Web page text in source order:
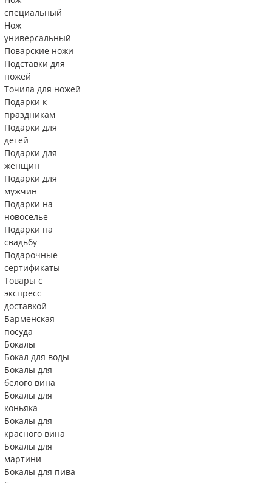
специальный
Нож
универсальный
Поварские ножи
Подставки для
ножей
Точила для ножей
Подарки к
праздникам
Подарки для
детей
Подарки для
женщин
Подарки для
мужчин
Подарки на
новоселье
Подарки на
свадьбу
Подарочные
сертификаты
Товары с
экспресс
доставкой
Барменская
посуда
Бокалы
Бокал для воды
Бокалы для
белого вина
Бокалы для
коньяка
Бокалы для
красного вина
Бокалы для
мартини
Бокалы для пива